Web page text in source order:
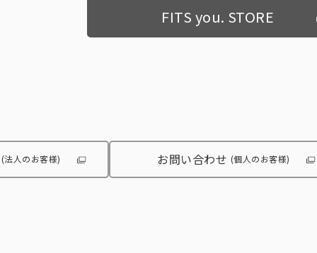
FITS you. STORE
(法人のお客様) お問い合わせ (個人のお客様)